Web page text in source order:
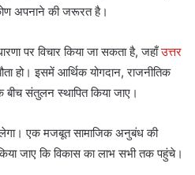
अपनाने की जरूरत है।
पर विचार किया जा सकता है, जहाँउत्तर
हो। इसमें आर्थिक योगदान, राजनीतिक
बीच संतुलन स्थापित किया जाए।
एक मजबूत सामाजिक अनुबंध की
जाए कि विकास का लाभ सभी तक पहुंचे।